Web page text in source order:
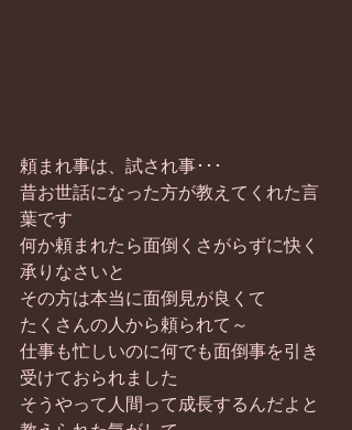
頼まれ事は、試され事･･･
昔お世話になった方が教えてくれた言
葉です
何か頼まれたら面倒くさがらずに快く
承りなさいと
その方は本当に面倒見が良くて
たくさんの人から頼られて～
仕事も忙しいのに何でも面倒事を引き
受けておられました
そうやって人間って成長するんだよと